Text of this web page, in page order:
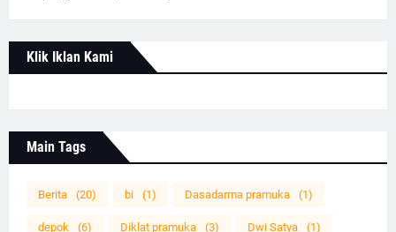
Klik Iklan Kami
Main Tags
Berita (20) bi (1) Dasadarma pramuka (1)
depok (6) Diklat pramuka (3) Dwi Satya (1)